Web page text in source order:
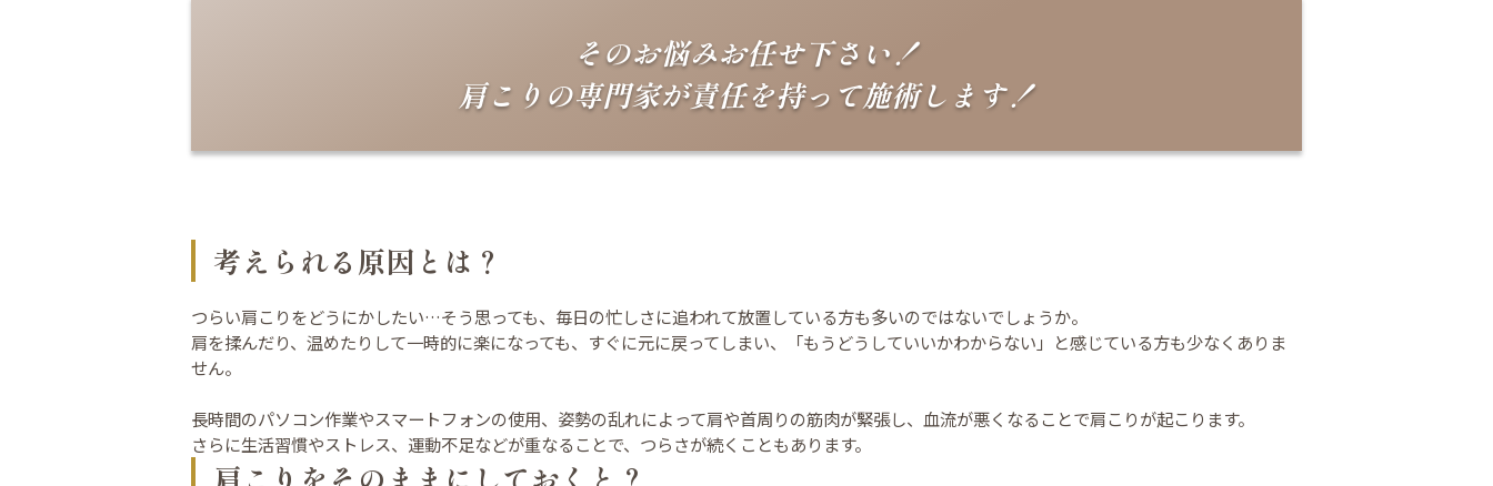
そのお悩みお任せ下さい！
肩こりの専門家が責任を持って施術します！
考えられる原因とは？
つらい肩こりをどうにかしたい…そう思っても、毎日の忙しさに追われて放置している方も多いのではないでしょうか。
肩を揉んだり、温めたりして一時的に楽になっても、すぐに元に戻ってしまい、「もうどうしていいかわからない」と感じている方も少なくありま
せん。
長時間のパソコン作業やスマートフォンの使用、姿勢の乱れによって肩や首周りの筋肉が緊張し、血流が悪くなることで肩こりが起こります。
さらに生活習慣やストレス、運動不足などが重なることで、つらさが続くこともあります。